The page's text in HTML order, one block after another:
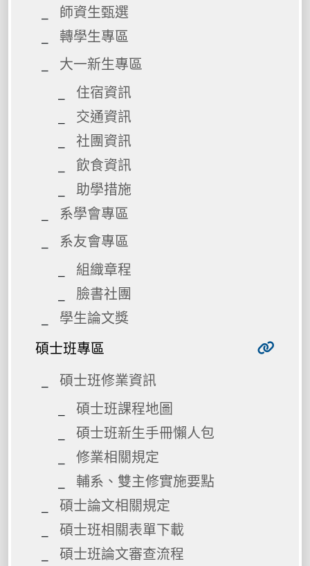
師資生甄選
轉學生專區
大一新生專區
住宿資訊
交通資訊
社團資訊
飲食資訊
助學措施
系學會專區
系友會專區
組織章程
臉書社團
學生論文獎
碩士班專區
碩士班修業資訊
碩士班課程地圖
碩士班新生手冊懶人包
修業相關規定
輔系、雙主修實施要點
碩士論文相關規定
碩士班相關表單下載
碩士班論文審查流程